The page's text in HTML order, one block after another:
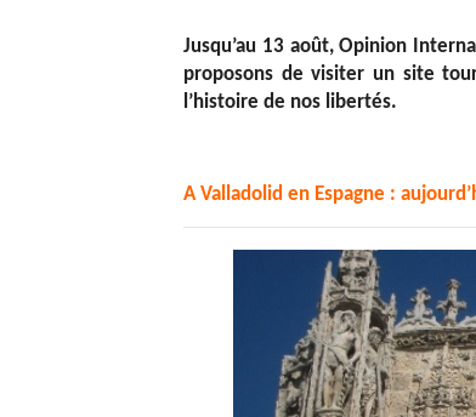
Jusqu’au 13 août, Opinion
proposons de visiter un site
l’histoire de nos libertés.
A Valladolid en Espagne :